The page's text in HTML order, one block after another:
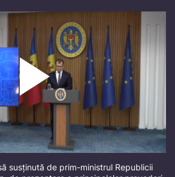
susținută de prim-ministrul Republicii